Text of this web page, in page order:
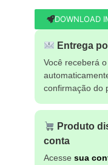
DOWNLOAD
Entrega
Você receberá
confirmação do
Produto
conta
Acesse sua